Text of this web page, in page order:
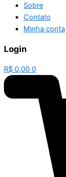
Sobre
Contato
Minha conta
Login
R$ 0,00 0